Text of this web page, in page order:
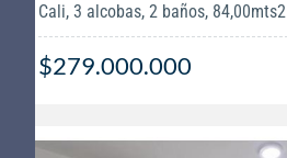
Cali, 3 alcobas, 2 baños, 84,00mts2
$279.000.000